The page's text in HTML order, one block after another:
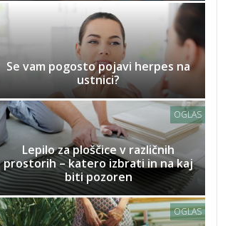
Se vam pogosto pojavi herpes na
ustnici?
OGLAS
Lepilo za ploščice v različnih
prostorih – katero izbrati in na kaj
biti pozoren
OGLAS